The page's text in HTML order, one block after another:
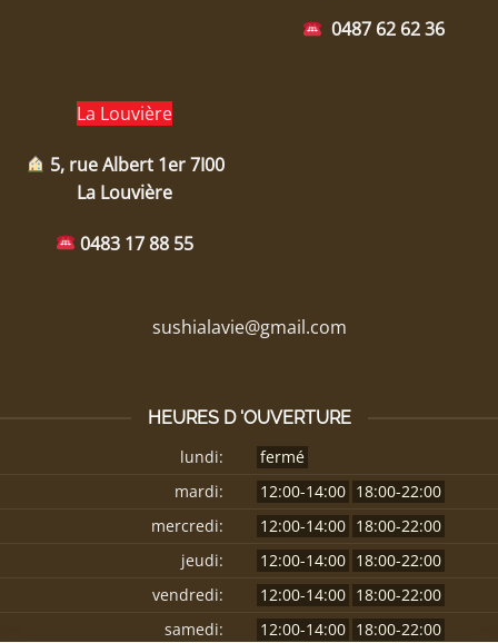
0487 62 62 36
La Louvière
5, rue Albert 1er 7I00
La Louvière
0483 17 88 55
sushialavie@gmail.com
HEURES D 'OUVERTURE
lundi:
fermé
mardi:
12:00-14:00 18:00-22:00
mercredi:
12:00-14:00 18:00-22:00
jeudi:
12:00-14:00 18:00-22:00
vendredi:
12:00-14:00 18:00-22:00
samedi:
12:00-14:00 18:00-22:00